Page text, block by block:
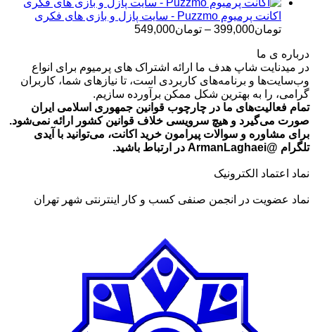
تومان699,000
اکانت پرمیوم Puzzmo - سایت پازل و بازی های فکری
تومان399,000
– تومان549,000
تا
تومان549,000
درباره ی ما
در میدنایت شاپ هدف ما ارائه اشتراک های پرمیوم برای انواع
وب‌سایت‌ها و برنامه‌های کاربردی است، تا نیازهای شما، کاربران
گرامی، را به بهترین شکل ممکن برآورده سازیم.
تمام فعالیت‌های ما در چارچوب قوانین جمهوری اسلامی ایران
صورت می‌گیرد و هیچ سرویسی خلاف قوانین کشور ارائه نمی‌شود.
برای مشاوره و سوالات پیرامون خرید اکانت، می‌توانید با آیدی
تلگرام @ArmanLaghaei در ارتباط باشید.
نماد اعتماد الکترونیک
نماد عضویت در انجمن صنفی کسب و کار اینترنتی شهر تهران